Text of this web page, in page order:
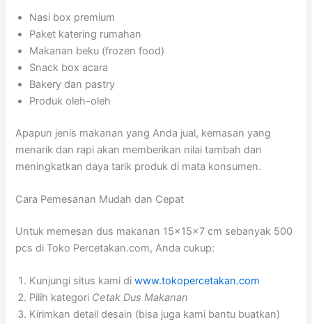
Nasi box premium
Paket katering rumahan
Makanan beku (frozen food)
Snack box acara
Bakery dan pastry
Produk oleh-oleh
Apapun jenis makanan yang Anda jual, kemasan yang
menarik dan rapi akan memberikan nilai tambah dan
meningkatkan daya tarik produk di mata konsumen.
Cara Pemesanan Mudah dan Cepat
Untuk memesan dus makanan 15x15x7 cm sebanyak 500
pcs di Toko Percetakan.com, Anda cukup:
Kunjungi situs kami diwww.tokopercetakan.com
Pilih kategori Cetak Dus Makanan
Kirimkan detail desain (bisa juga kami bantu buatkan)